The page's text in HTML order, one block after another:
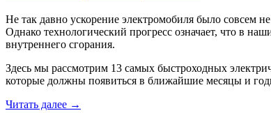
Не так давно ускорение электромобиля было совсем
Однако технологический прогресс означает, что в
внутреннего сгорания.
Здесь мы рассмотрим 13 самых быстроходных
которые должны появиться в ближайшие месяцы и
Читать далее →